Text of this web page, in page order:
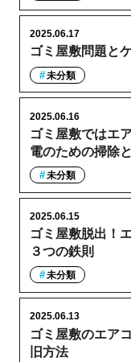
ゴミ屋敷問題と
2025.06.17
未分類
ゴミ屋敷ではエ
電のための掃除
2025.06.16
未分類
ゴミ屋敷脱出！
３つの鉄則
2025.06.15
未分類
ゴミ屋敷のエア
旧方法
2025.06.13